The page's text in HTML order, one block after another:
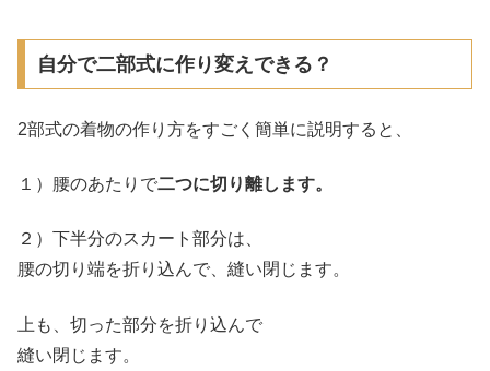
自分で二部式に作り変えできる？
2部式の着物の作り方をすごく簡単に説明すると、
１）腰のあたりで二つに切り離します。
２）下半分のスカート部分は、
腰の切り端を折り込んで、縫い閉じます。
上も、切った部分を折り込んで
縫い閉じます。